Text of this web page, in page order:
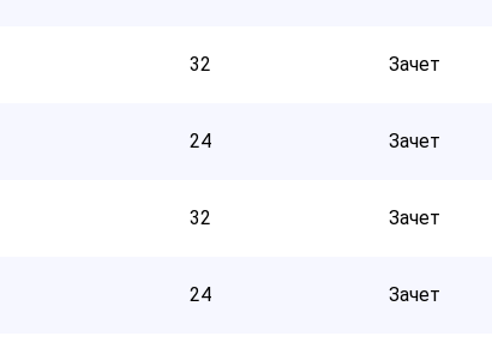
32 Зачет
24 Зачет
32 Зачет
24 Зачет